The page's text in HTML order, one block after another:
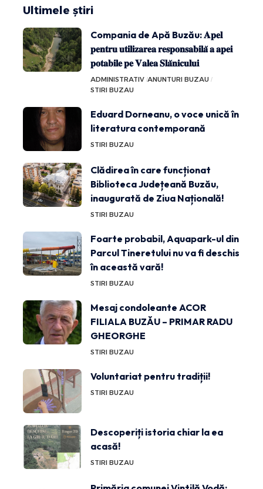
Ultimele știri
Compania de Apă Buzău: 𝐀𝐩𝐞𝐥
𝐩𝐞𝐧𝐭𝐫𝐮 𝐮𝐭𝐢𝐥𝐢𝐳𝐚𝐫𝐞𝐚 𝐫𝐞𝐬𝐩𝐨𝐧𝐬𝐚𝐛𝐢𝐥𝐚̆ 𝐚 𝐚𝐩𝐞𝐢
𝐩𝐨𝐭𝐚𝐛𝐢𝐥𝐞 𝐩𝐞 𝐕𝐚𝐥𝐞𝐚 𝐒𝐥𝐚̆𝐧𝐢𝐜𝐮𝐥𝐮𝐢
ADMINISTRATIV ANUNTURI BUZAU
STIRI BUZAU
Eduard Dorneanu, o voce unică în
literatura contemporană
STIRI BUZAU
Clădirea în care funcționat
Biblioteca Județeană Buzău,
inaugurată de Ziua Națională!
STIRI BUZAU
Foarte probabil, Aquapark-ul din
Parcul Tineretului nu va fi deschis
în această vară!
STIRI BUZAU
Mesaj condoleante ACOR
FILIALA BUZĂU – PRIMAR RADU
GHEORGHE
STIRI BUZAU
Voluntariat pentru tradiții!
STIRI BUZAU
Descoperiți istoria chiar la ea
acasă!
STIRI BUZAU